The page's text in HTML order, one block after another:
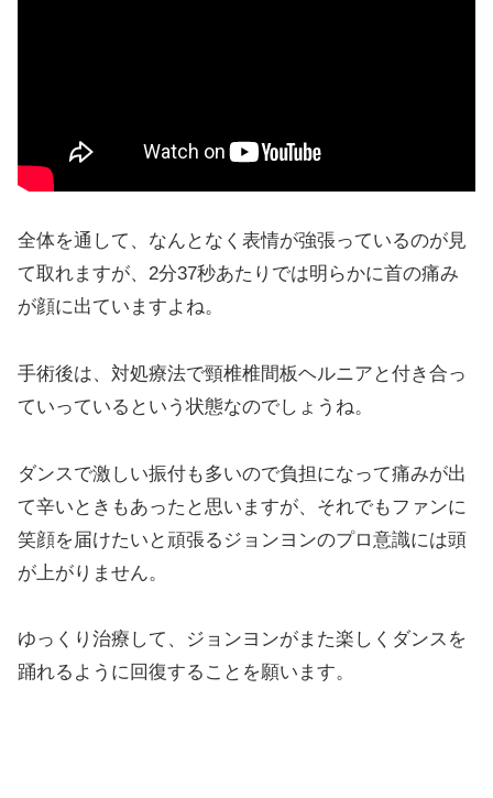
全体を通して、なんとなく表情が強張っているのが見
て取れますが、2分37秒あたりでは明らかに首の痛み
が顔に出ていますよね。
手術後は、対処療法で頸椎椎間板ヘルニアと付き合っ
ていっているという状態なのでしょうね。
ダンスで激しい振付も多いので負担になって痛みが出
て辛いときもあったと思いますが、それでもファンに
笑顔を届けたいと頑張るジョンヨンのプロ意識には頭
が上がりません。
ゆっくり治療して、ジョンヨンがまた楽しくダンスを
踊れるように回復することを願います。